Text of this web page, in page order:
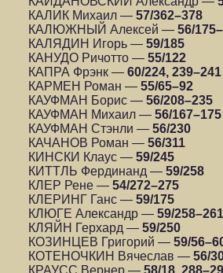
КАЛИК Михаил — 57/362–378
КАЛЮЖНЫЙ Алексей — 56/
КАЛЯДИН Игорь — 59/185
КАНУДО Ричотто — 55/122
КАПРА Фрэнк — 60/224, 239–241
КАРМЕН Роман — 55/65–92
КАУФМАН Борис — 56/208–235
КАУФМАН Михаил — 56/167–175
КАУФМАН Стэнли — 56/230
КАЧАНОВ Роман — 56/311
КИНСКИ Клаус — 59/245
КИТТЛЬ Фердинанд — 59/258
КЛЕР Рене — 54/272–275
КЛЕРИНГ Ганс — 59/175
КЛЮГЕ Александр — 59/
КЛЯЙН Герхард — 59/250
КОЗИНЦЕВ Григорий — 59/
КОТЕНОЧКИН Вячеслав — 56/
КРАУСС Вернер — 58/18,